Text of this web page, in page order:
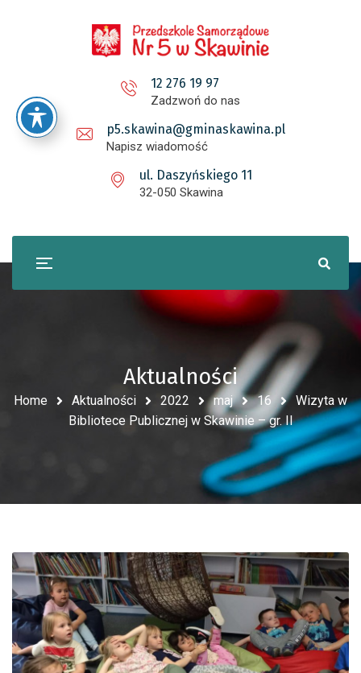
12 276 19 97
Zadzwoń do nas
p5.skawina@gminaskawina.pl
Napisz wiadomość
ul. Daszyńskiego 11
32-050 Skawina
Aktualności
Home Aktualności 2022 maj 16
Wizyta w
Bibliotece Publicznej w Skawinie – gr. II